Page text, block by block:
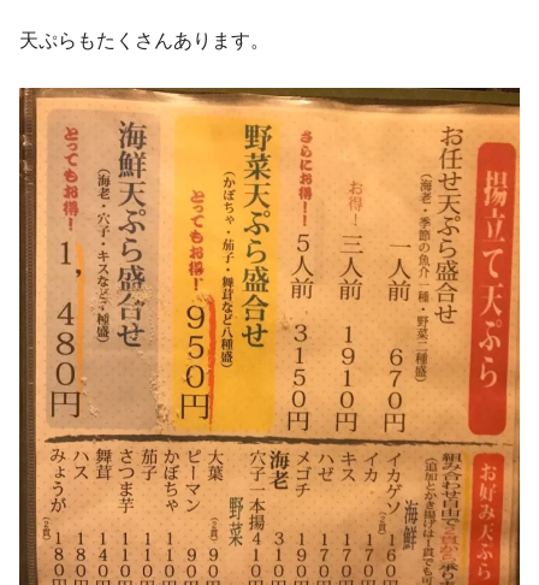
天ぷらもたくさんあります。